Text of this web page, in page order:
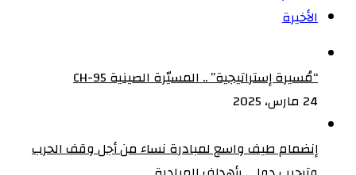
الأخيرة
“مُسيرة إستراتيجية” .. المسيّرة الصينية CH-95
24 مارس، 2025
إنضمام طيف واسع لمبادرة نساء من أجل وقف الحرب